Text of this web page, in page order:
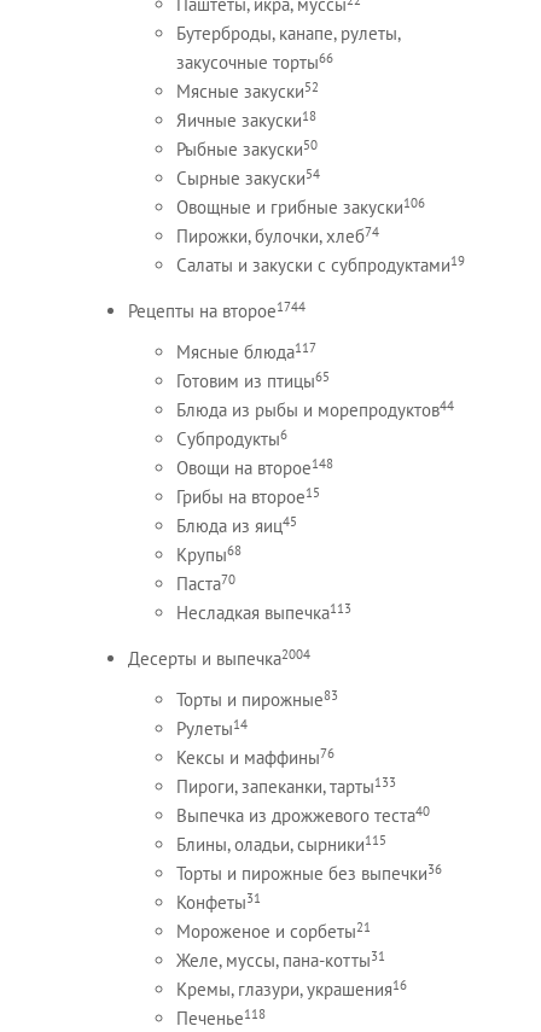
Паштеты, икра, муссы
Бутерброды, канапе, рулеты,
закусочные торты66
Мясные закуски52
Яичные закуски18
Рыбные закуски50
Сырные закуски54
Овощные и грибные закуски106
Пирожки, булочки, хлеб74
Салаты и закуски с субпродуктами19
Рецепты на второе1744
Мясные блюда117
Готовим из птицы65
Блюда из рыбы и морепродуктов44
Субпродукты6
Овощи на второе148
Грибы на второе15
Блюда из яиц45
Крупы68
Паста70
Несладкая выпечка113
Десерты и выпечка2004
Торты и пирожные83
Рулеты14
Кексы и маффины76
Пироги, запеканки, тарты133
Выпечка из дрожжевого теста40
Блины, оладьи, сырники115
Торты и пирожные без выпечки36
Конфеты31
Мороженое и сорбеты21
Желе, муссы, пана-котты31
Кремы, глазури, украшения16
Печенье118